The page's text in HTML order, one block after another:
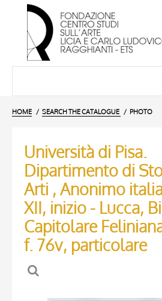
HOME SEARCH THE CATALOGUE PHOTO
Università di Pisa.
Dipartimento di
Arti , Anonimo
XII, inizio - Lucca,
Capitolare
f. 76v, particolare